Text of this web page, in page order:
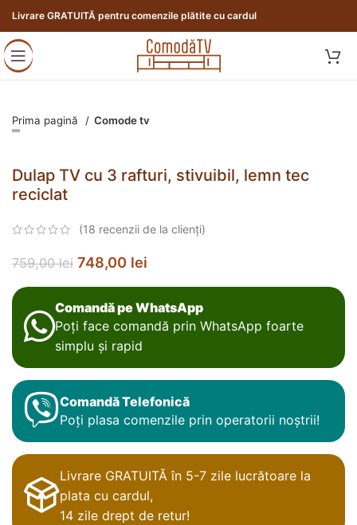
Livrare GRATUITĂ pentru comenzile plătite cu cardul
Prima pagină Comode tv
Dulap TV cu 3 rafturi, stivuibil, lemn tec
reciclat
(18 recenzii de la clienți)
759,00lei 748,00 lei
Comandă pe WhatsApp
Poți face comandă prin WhatsApp foarte
simplu și rapid
Comandă Telefonică
Poți plasa comenzile prin operatorii noștrii!
Livrare GRATUITĂ în 5-7 zile lucrătoare la
plata cu cardul,
14 zile drept de retur!